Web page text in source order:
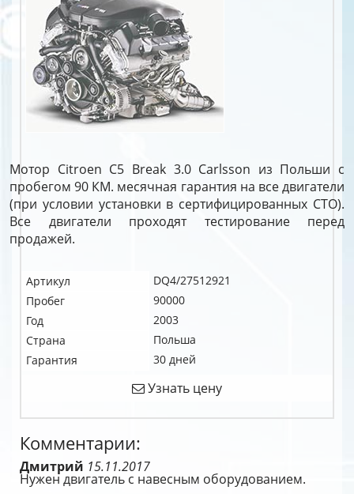
Мотор Citroen C5 Break 3.0 Carlsson из Польши с
пробегом 90 КМ. месячная гарантия на все двигатели
(при условии установки в сертифицированных СТО).
Все двигатели проходят тестирование перед
продажей.
Артикул
DQ4/27512921
Пробег
90000
Год
2003
Страна
Польша
Гарантия
30 дней
Узнать цену
Комментарии:
Дмитрий 15.11.2017
Нужен двигатель с навесным оборудованием.